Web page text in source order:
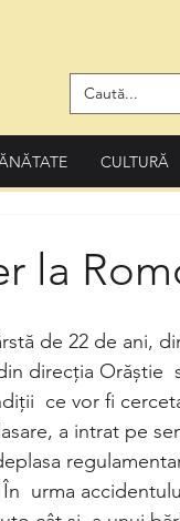
CULTURĂ
la
de 22 de ani,
direcția Orăștie
ce vor fi
a intrat pe
urma